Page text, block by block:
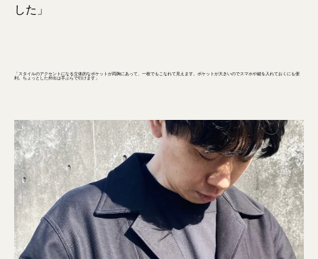
した」
「スタイルのアクセントになる立体的なポケットが両胸にあって、一枚でもこなれて見えます。ポケットが大きいのでスマホや鍵を入れておくにも便
利。ちょっとした外出は手ぶらで行けます」